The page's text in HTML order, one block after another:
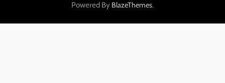
Powered By BlazeThemes.